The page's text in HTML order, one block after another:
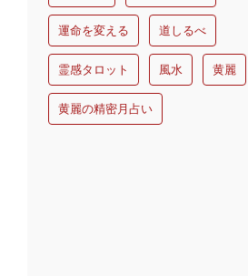
運命を変える 道しるべ
霊感タロット 風水 黄麗
黄麗の精密月占い